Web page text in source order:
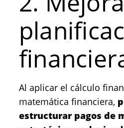
Al aplicar el cálculo
matemática financiera,
estructurar pagos de